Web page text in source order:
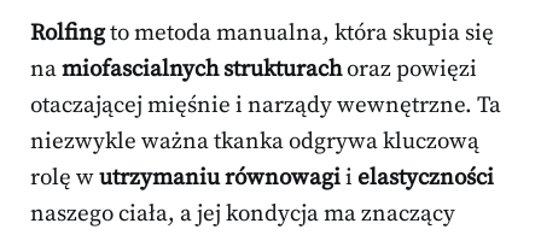
Rolfingto metoda manualna, która skupia się
namiofascialnych strukturachoraz powięzi
otaczającej mięśnie i narządy wewnętrzne. Ta
niezwykle ważna tkanka odgrywa kluczową
rolę wutrzymaniu równowagii elastyczności
naszego ciała, a jej kondycja ma znaczący